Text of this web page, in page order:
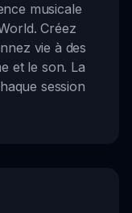
musicale
Créez
vie à des
et le son. La
session